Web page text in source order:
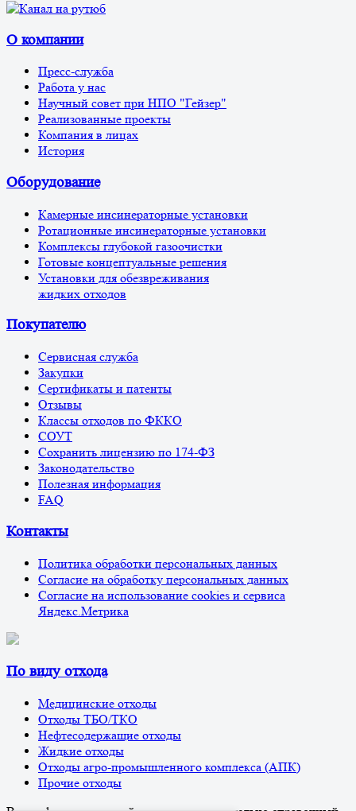
О компании
Пресс-служба
Работа у нас
Научный совет при НПО "Гейзер"
Реализованные проекты
Компания в лицах
История
Оборудование
Камерные инсинераторные установки
Ротационные инсинераторные установки
Комплексы глубокой газоочистки
Готовые концептуальные решения
Установки для обезвреживания
жидких отходов
Покупателю
Сервисная служба
Закупки
Сертификаты и патенты
Отзывы
Классы отходов по ФККО
СОУТ
Сохранить лицензию по 174-ФЗ
Законодательство
Полезная информация
FAQ
Контакты
Политика обработки персональных данных
Согласие на обработку персональных данных
Согласие на использование cookies и сервиса
Яндекс.Метрика
По виду отхода
Медицинские отходы
Отходы ТБО/ТКО
Нефтесодержащие отходы
Жидкие отходы
Отходы агро-промышленного комплекса (АПК)
Прочие отходы